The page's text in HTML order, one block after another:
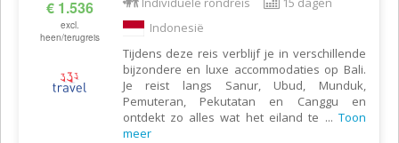
€ 1.536
excl.
heen/terugreis
Indonesië
Tijdens deze reis verblijf je in verschillende
bijzondere en luxe accommodaties op Bali.
Je reist langs Sanur, Ubud, Munduk,
Pemuteran, Pekutatan en Canggu en
ontdekt zo alles wat het eiland te ... Toon
meer